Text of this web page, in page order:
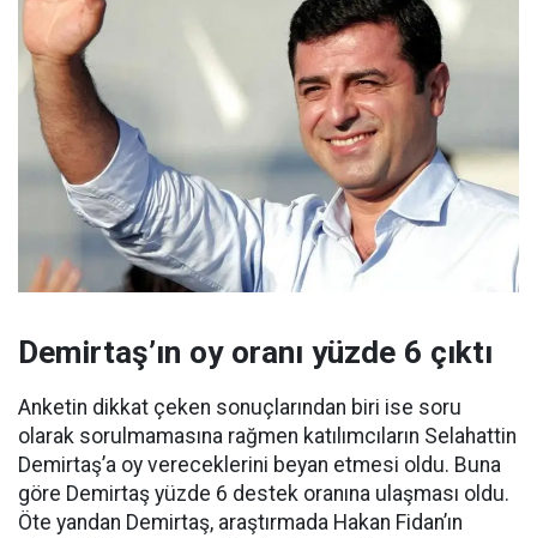
Demirtaş’ın oy oranı yüzde 6 çıktı
Anketin dikkat çeken sonuçlarından biri ise soru
olarak sorulmamasına rağmen katılımcıların Selahattin
Demirtaş’a oy vereceklerini beyan etmesi oldu. Buna
göre Demirtaş yüzde 6 destek oranına ulaşması oldu.
Öte yandan Demirtaş, araştırmada Hakan Fidan’ın